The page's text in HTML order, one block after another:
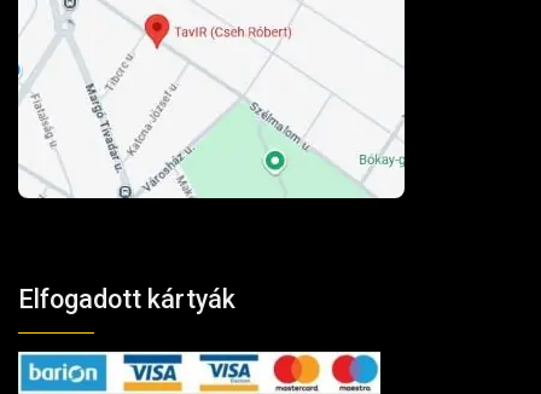
Elfogadott kártyák